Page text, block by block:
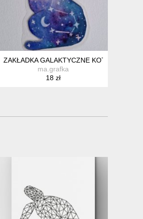
ZAKŁADKA GALAKTYCZNE KOTY
ma.grafka
18 zł